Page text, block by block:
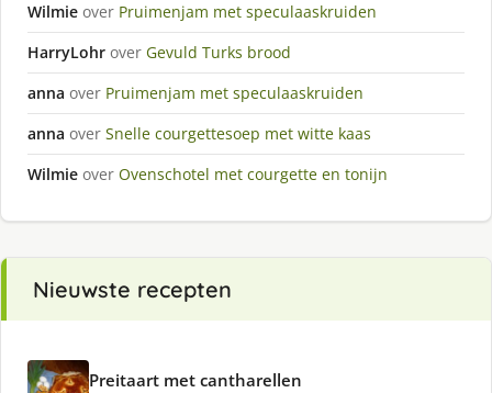
Wilmie over Pruimenjam met speculaaskruiden
HarryLohr over Gevuld Turks brood
anna over Pruimenjam met speculaaskruiden
anna over Snelle courgettesoep met witte kaas
Wilmie over Ovenschotel met courgette en tonijn
Nieuwste recepten
Preitaart met cantharellen